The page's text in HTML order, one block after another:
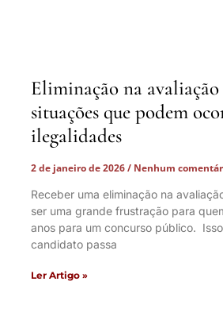
Eliminação na
situações que podem
ilegalidades
2 de janeiro de 2026 Nenhum
Receber uma eliminação na
ser uma grande frustração para
anos para um concurso público.
candidato passa
Ler Artigo »